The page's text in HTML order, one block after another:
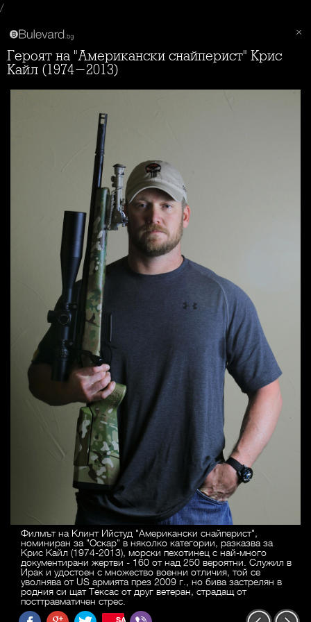
/
Героят на "Американски снайперист" Крис
Кайл (1974-2013)
Филмът на Клинт Ийстуд "Американски снайперист",
номиниран за "Оскар" в няколко категории, разказва за
Крис Кайл (1974-2013), морски пехотинец с най-много
документирани жертви - 160 от над 250 вероятни. Служил в
Ирак и удостоен с множество военни отличия, той се
уволнява от US армията през 2009 г., но бива застрелян в
родния си щат Тексас от друг ветеран, страдащ от
посттравматичен стрес.
SAVE